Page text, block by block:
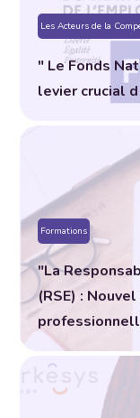
Les Acteurs de la
" Le Fonds
levier crucial
Formations
"La
(RSE) :